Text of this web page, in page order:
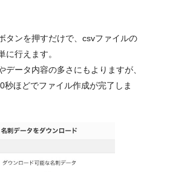
タンを押すだけで、csvファイルの
に行えます。
データ内容の多さにもよりますが、
秒ほどでファイル作成が完了しま